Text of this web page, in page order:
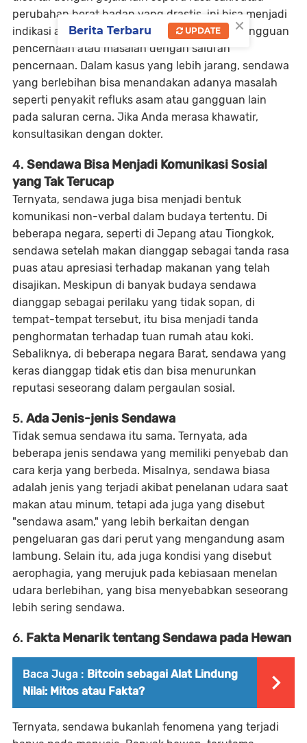
perubahan berat badan yang drastis, ini bisa menjadi
indikasi adanya masalah kesehatan seperti gangguan
pencernaan atau masalah dengan saluran
pencernaan. Dalam kasus yang lebih jarang, sendawa
yang berlebihan bisa menandakan adanya masalah
seperti penyakit refluks asam atau gangguan lain
pada saluran cerna. Jika Anda merasa khawatir,
konsultasikan dengan dokter.
4. Sendawa Bisa Menjadi Komunikasi Sosial
yang Tak Terucap
Ternyata, sendawa juga bisa menjadi bentuk
komunikasi non-verbal dalam budaya tertentu. Di
beberapa negara, seperti di Jepang atau Tiongkok,
sendawa setelah makan dianggap sebagai tanda rasa
puas atau apresiasi terhadap makanan yang telah
disajikan. Meskipun di banyak budaya sendawa
dianggap sebagai perilaku yang tidak sopan, di
tempat-tempat tersebut, itu bisa menjadi tanda
penghormatan terhadap tuan rumah atau koki.
Sebaliknya, di beberapa negara Barat, sendawa yang
keras dianggap tidak etis dan bisa menurunkan
reputasi seseorang dalam pergaulan sosial.
5. Ada Jenis-jenis Sendawa
Tidak semua sendawa itu sama. Ternyata, ada
beberapa jenis sendawa yang memiliki penyebab dan
cara kerja yang berbeda. Misalnya, sendawa biasa
adalah jenis yang terjadi akibat penelanan udara saat
makan atau minum, tetapi ada juga yang disebut
"sendawa asam," yang lebih berkaitan dengan
pengeluaran gas dari perut yang mengandung asam
lambung. Selain itu, ada juga kondisi yang disebut
aerophagia, yang merujuk pada kebiasaan menelan
udara berlebihan, yang bisa menyebabkan seseorang
lebih sering sendawa.
6. Fakta Menarik tentang Sendawa pada Hewan
Baca Juga : Bitcoin sebagai Alat Lindung
Nilai: Mitos atau Fakta?
Ternyata, sendawa bukanlah fenomena yang terjadi
×
Berita Terbaru UPDATE